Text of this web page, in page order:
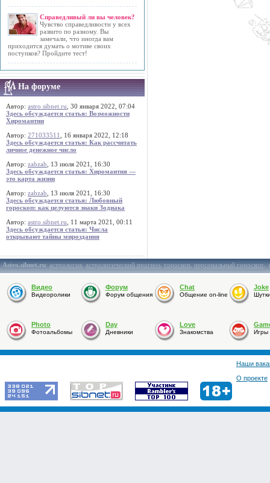
Справедливый ли вы человек?
Чувство справедливости у всех
развито по разному. Вы
замечали, что иногда вам
приходится думать о мотиве своих
поступков? Пройдите тест!
На форуме
Автор: astro.sibnet.ru , 30 января 2022, 07:04
Здесь обсуждается статья: Возможности
Хиромантии
Автор: 271033511
, 16 января 2022, 12:18
Здесь обсуждается статья: Как рассчитать
личное денежное число
Автор: zabzab , 13 июля 2021, 16:30
Здесь обсуждается статья: Хиромантия —
это карта жизни
Автор: zabzab , 13 июля 2021, 16:30
Здесь обсуждается статья: Любовный
гороскоп: как целуются знаки Зодиака
Автор: astro.sibnet.ru , 11 марта 2021, 00:11
Здесь обсуждается статья: Числа
открывают тайны мироздания
Astro.sibnet.ru:астрология,астрологический прогноз,гороскоп,персональный гороскоп,
Видео
Видеоролики
Форум
Форум общения
Chat
Общение on-line
Joke
Photo
Фотоальбомы
Day
Дневники
Love
Знакомства Игры
Наши
О проекте